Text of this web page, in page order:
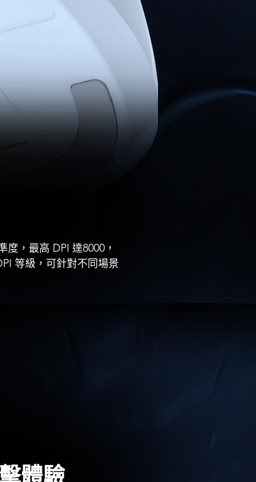
度，最高 DPI 達8000，
等級，可針對不同場景
體驗